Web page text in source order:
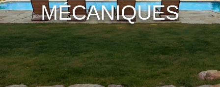
MÉCANIQUES